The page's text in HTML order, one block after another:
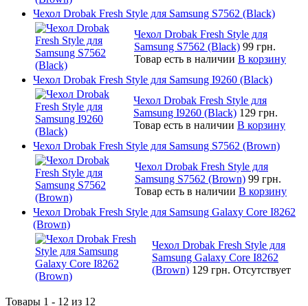
Чехол Drobak Fresh Style для Samsung S7562 (Black)
Чехол Drobak Fresh Style для
Samsung S7562 (Black) 99 грн.
Товар есть в наличии В корзину
Чехол Drobak Fresh Style для Samsung I9260 (Black)
Чехол Drobak Fresh Style для
Samsung I9260 (Black) 129 грн.
Товар есть в наличии В корзину
Чехол Drobak Fresh Style для Samsung S7562 (Brown)
Чехол Drobak Fresh Style для
Samsung S7562 (Brown) 99 грн.
Товар есть в наличии В корзину
Чехол Drobak Fresh Style для Samsung Galaxy Core I8262
(Brown)
Чехол Drobak Fresh Style для
Samsung Galaxy Core I8262
(Brown) 129 грн. Отсутствует
Товары 1 - 12 из 12